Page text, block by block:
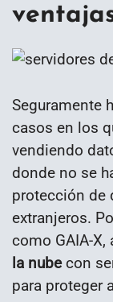
Seguramente
casos en los
vendiendo
donde no se
protección de
extranjeros.
como GAIA-X,
la nubecon
para proteger